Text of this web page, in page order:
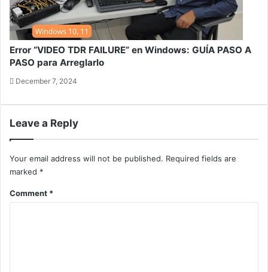
Error “VIDEO TDR FAILURE” en Windows: GUÍA PASO A
PASO para Arreglarlo
December 7, 2024
Leave a Reply
Your email address will not be published. Required fields are
marked *
Comment *